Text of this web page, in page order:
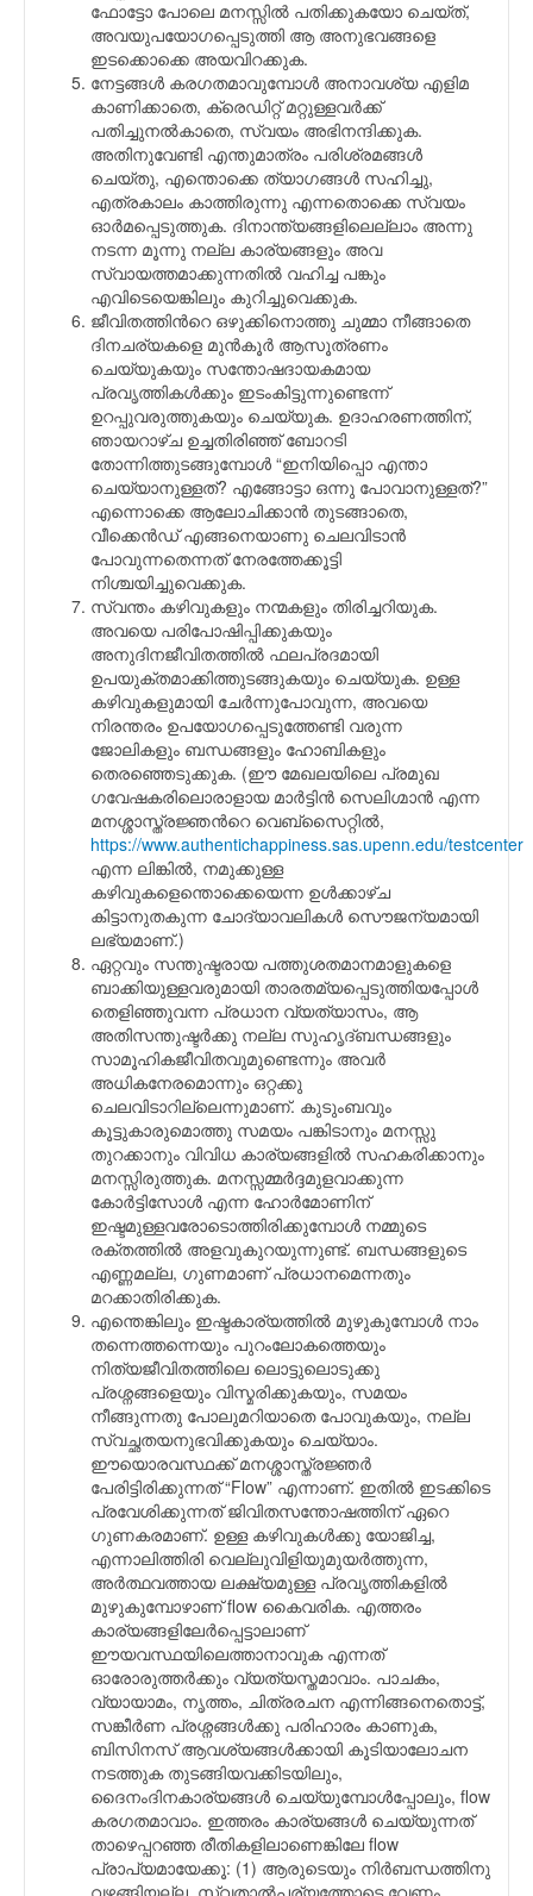
ഫോട്ടോ പോലെ മനസ്സില്‍ പതിക്കുകയോ ചെയ്ത്,
അവയുപയോഗപ്പെടുത്തി ആ അനുഭവങ്ങളെ
ഇടക്കൊക്കെ അയവിറക്കുക.
നേട്ടങ്ങള്‍ കരഗതമാവുമ്പോള്‍ അനാവശ്യ എളിമ
കാണിക്കാതെ, ക്രെഡിറ്റ് മറ്റുള്ളവര്‍ക്ക്
പതിച്ചുനല്‍കാതെ, സ്വയം അഭിനന്ദിക്കുക.
അതിനുവേണ്ടി എന്തുമാത്രം പരിശ്രമങ്ങള്‍
ചെയ്തു, എന്തൊക്കെ ത്യാഗങ്ങള്‍ സഹിച്ചു,
എത്രകാലം കാത്തിരുന്നു എന്നതൊക്കെ സ്വയം
ഓര്‍മപ്പെടുത്തുക. ദിനാന്ത്യങ്ങളിലെല്ലാം അന്നു
നടന്ന മൂന്നു നല്ല കാര്യങ്ങളും അവ
സ്വായത്തമാക്കുന്നതില്‍ വഹിച്ച പങ്കും
എവിടെയെങ്കിലും കുറിച്ചുവെക്കുക.
ജീവിതത്തിന്‍റെ ഒഴുക്കിനൊത്തു ചുമ്മാ നീങ്ങാതെ
ദിനചര്യകളെ മുന്‍‌കൂര്‍ ആസൂത്രണം
ചെയ്യുകയും സന്തോഷദായകമായ
പ്രവൃത്തികള്‍ക്കും ഇടംകിട്ടുന്നുണ്ടെന്ന്
ഉറപ്പുവരുത്തുകയും ചെയ്യുക. ഉദാഹരണത്തിന്,
ഞായറാഴ്ച ഉച്ചതിരിഞ്ഞ് ബോറടി
തോന്നിത്തുടങ്ങുമ്പോള്‍ “ഇനിയിപ്പൊ എന്താ
ചെയ്യാനുള്ളത്? എങ്ങോട്ടാ ഒന്നു പോവാനുള്ളത്?”
എന്നൊക്കെ ആലോചിക്കാന്‍ തുടങ്ങാതെ,
വീക്കെന്‍ഡ് എങ്ങനെയാണു ചെലവിടാന്‍
പോവുന്നതെന്നത് നേരത്തേക്കൂട്ടി
നിശ്ചയിച്ചുവെക്കുക.
സ്വന്തം കഴിവുകളും നന്മകളും തിരിച്ചറിയുക.
അവയെ പരിപോഷിപ്പിക്കുകയും
അനുദിനജീവിതത്തില്‍ ഫലപ്രദമായി
ഉപയുക്തമാക്കിത്തുടങ്ങുകയും ചെയ്യുക. ഉള്ള
കഴിവുകളുമായി ചേര്‍ന്നുപോവുന്ന, അവയെ
നിരന്തരം ഉപയോഗപ്പെടുത്തേണ്ടി വരുന്ന
ജോലികളും ബന്ധങ്ങളും ഹോബികളും
തെരഞ്ഞെടുക്കുക. (ഈ മേഖലയിലെ പ്രമുഖ
ഗവേഷകരിലൊരാളായ മാര്‍ട്ടിന്‍ സെലിഗ്മാന്‍ എന്ന
മനശ്ശാസ്ത്രജ്ഞന്‍റെ വെബ്സൈറ്റില്‍,
https://www.authentichappiness.sas.upenn.edu/testcenter
എന്ന ലിങ്കില്‍, നമുക്കുള്ള
കഴിവുകളെന്തൊക്കെയെന്ന ഉള്‍ക്കാഴ്ച
കിട്ടാനുതകുന്ന ചോദ്യാവലികള്‍ സൌജന്യമായി
ലഭ്യമാണ്.)
ഏറ്റവും സന്തുഷ്ടരായ പത്തുശതമാനമാളുകളെ
ബാക്കിയുള്ളവരുമായി താരതമ്യപ്പെടുത്തിയപ്പോള്‍
തെളിഞ്ഞുവന്ന പ്രധാന വ്യത്യാസം, ആ
അതിസന്തുഷ്ടര്‍ക്കു നല്ല സുഹൃദ്ബന്ധങ്ങളും
സാമൂഹികജീവിതവുമുണ്ടെന്നും അവര്‍
അധികനേരമൊന്നും ഒറ്റക്കു
ചെലവിടാറില്ലെന്നുമാണ്. കുടുംബവും
കൂട്ടുകാരുമൊത്തു സമയം പങ്കിടാനും മനസ്സു
തുറക്കാനും വിവിധ കാര്യങ്ങളില്‍ സഹകരിക്കാനും
മനസ്സിരുത്തുക. മനസ്സമ്മര്‍ദ്ദമുളവാക്കുന്ന
കോര്‍ട്ടിസോള്‍ എന്ന ഹോര്‍മോണിന്
ഇഷ്ടമുള്ളവരോടൊത്തിരിക്കുമ്പോള്‍ നമ്മുടെ
രക്തത്തില്‍ അളവുകുറയുന്നുണ്ട്. ബന്ധങ്ങളുടെ
എണ്ണമല്ല, ഗുണമാണ് പ്രധാനമെന്നതും
മറക്കാതിരിക്കുക.
എന്തെങ്കിലും ഇഷ്ടകാര്യത്തില്‍ മുഴുകുമ്പോള്‍ നാം
തന്നെത്തന്നെയും പുറംലോകത്തെയും
നിത്യജീവിതത്തിലെ ലൊട്ടുലൊടുക്കു
പ്രശ്നങ്ങളെയും വിസ്മരിക്കുകയും, സമയം
നീങ്ങുന്നതു പോലുമറിയാതെ പോവുകയും, നല്ല
സ്വച്ഛതയനുഭവിക്കുകയും ചെയ്യാം.
ഈയൊരവസ്ഥക്ക് മനശ്ശാസ്ത്രജ്ഞര്‍
പേരിട്ടിരിക്കുന്നത് “Flow” എന്നാണ്. ഇതില്‍ ഇടക്കിടെ
പ്രവേശിക്കുന്നത് ജിവിതസന്തോഷത്തിന് ഏറെ
ഗുണകരമാണ്. ഉള്ള കഴിവുകള്‍ക്കു യോജിച്ച,
എന്നാലിത്തിരി വെല്ലുവിളിയുമുയര്‍ത്തുന്ന,
അര്‍ത്ഥവത്തായ ലക്ഷ്യമുള്ള പ്രവൃത്തികളില്‍
മുഴുകുമ്പോഴാണ് flow കൈവരിക. എത്തരം
കാര്യങ്ങളിലേര്‍പ്പെട്ടാലാണ്
ഈയവസ്ഥയിലെത്താനാവുക എന്നത്
ഓരോരുത്തര്‍ക്കും വ്യത്യസ്തമാവാം. പാചകം,
വ്യായാമം, നൃത്തം, ചിത്രരചന എന്നിങ്ങനെതൊട്ട്,
സങ്കീര്‍ണ പ്രശ്നങ്ങള്‍ക്കു പരിഹാരം കാണുക,
ബിസിനസ് ആവശ്യങ്ങള്‍ക്കായി കൂടിയാലോചന
നടത്തുക തുടങ്ങിയവക്കിടയിലും,
ദൈനംദിനകാര്യങ്ങള്‍ ചെയ്യുമ്പോള്‍പ്പോലും, flow
കരഗതമാവാം. ഇത്തരം കാര്യങ്ങള്‍ ചെയ്യുന്നത്
താഴെപ്പറഞ്ഞ രീതികളിലാണെങ്കിലേ flow
പ്രാപ്യമായേക്കൂ: (1) ആരുടെയും നിര്‍ബന്ധത്തിനു
വഴങ്ങിയല്ല, സ്വതാല്‍പര്യത്തോടെ വേണം